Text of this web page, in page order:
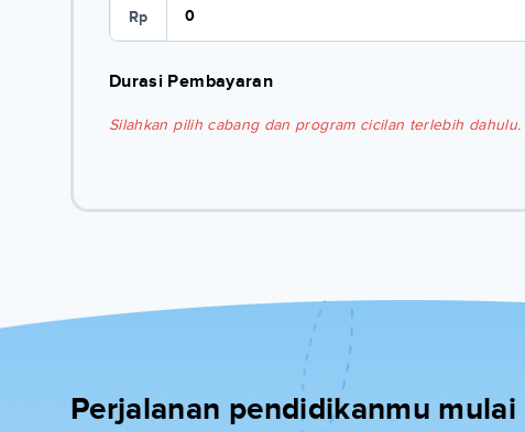
Rp
Durasi Pembayaran
Silahkan pilih cabang dan program cicilan terlebih dahulu.
Perjalanan pendidikanmu